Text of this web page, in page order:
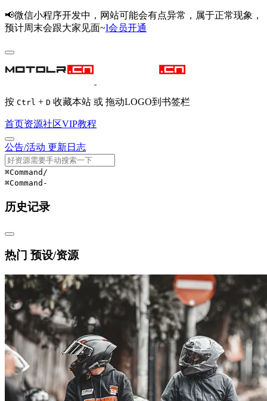
📢微信小程序开发中，网站可能会有点异常，属于正常现象，
预计周末会跟大家见面~I会员开通
按 Ctrl + D 收藏本站 或 拖动LOGO到书签栏
首页资源社区VIP教程
公告/活动 更新日志
⌘Command /
⌘Command -
历史记录
热门 预设/资源